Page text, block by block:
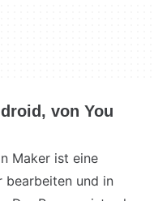
von You
Maker ist eine
bearbeiten und in